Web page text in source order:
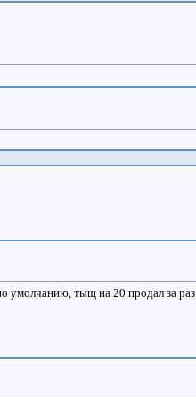
умолчанию, тыщ на 20 продал за раз